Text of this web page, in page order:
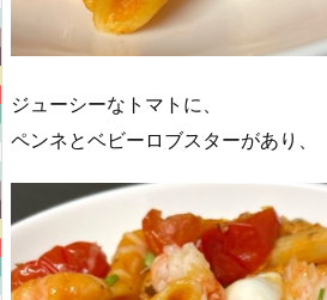
ジューシーなトマトに、
ペンネとベビーロブスターがあり、